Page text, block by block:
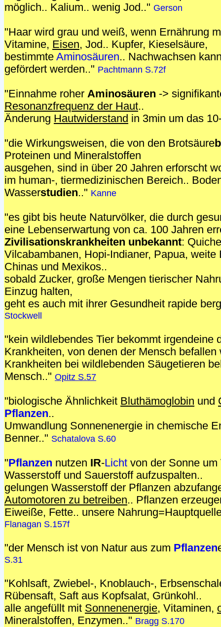
möglich.. Kalium.. wenig Jod.." Gerson
"Haar wird grau und weiß, wenn Ernährung
Vitamine, Eisen, Jod.. Kupfer, Kieselsäure,
bestimmte Aminosäuren.. Nachwachsen
gefördert werden.." Pachtmann S.72f
"Einnahme roher Aminosäuren ->
Resonanzfrequenz der Haut..
Änderung Hautwiderstand in 3min um das
"die Wirkungsweisen, die von den Brotsäure
Proteinen und Mineralstoffen
ausgehen, sind in über 20 Jahren erforscht
im human-, tiermedizinischen Bereich..
Wasserstudien.." Kanne
"es gibt bis heute Naturvölker, die durch
eine Lebenserwartung von ca. 100 Jahren
Zivilisationskrankheiten unbekannt:
Vilcabambanen, Hopi-Indianer, Papua, weite
Chinas und Mexikos..
sobald Zucker, große Mengen tierischer
Einzug halten,
geht es auch mit ihrer Gesundheit rapide
Stockwell
"kein wildlebendes Tier bekommt irgendeine
Krankheiten, von denen der Mensch befallen
Krankheiten bei wildlebenden Säugetieren
Mensch.." Opitz S.57
"biologische Ähnlichkeit Bluthämoglobin und
Pflanzen..
Umwandlung Sonnenenergie in chemische
Benner.." Schatalova S.60
"Pflanzen nutzen IR-Licht von der Sonne um
Wasserstoff und Sauerstoff aufzuspalten..
gelungen Wasserstoff der Pflanzen
Automotoren zu betreiben.. Pflanzen
Eiweiße, Fette.. unsere
Flanagan S.157f
"der Mensch ist von Natur aus zum Pflanzen
S.31
"Kohlsaft, Zwiebel-, Knoblauch-,
Rübensaft, Saft aus Kopfsalat, Grünkohl..
alle angefüllt mit Sonnenenergie, Vitaminen,
Mineralstoffen, Enzymen.." Bragg S.170